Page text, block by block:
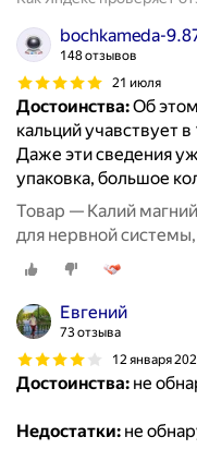
bochkameda-
148 отзывов
21 июля
Достоинства:Об
кальций учавствует
Даже эти сведения
упаковка, большое
Товар — Калий
для нервной системы,
Евгений
73 отзыва
12 января
Достоинства: не
Недостатки: не